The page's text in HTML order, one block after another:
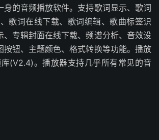
身的音频播放软件。支持歌词显示、歌词
歌词在线下载、歌词编辑、歌曲标签识
、专辑封面在线下载、频谱分析、音效设
按钮、主题颜色、格式转换等功能。播放
(V2.4)。播放器支持几乎所有常见的音